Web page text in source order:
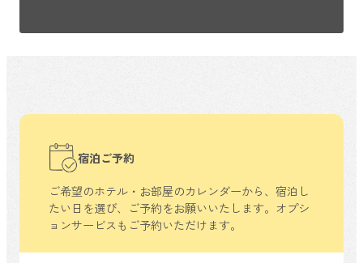
宿泊ご予約
ご希望のホテル・お部屋のカレンダーから、 宿泊し
たい日を選び、ご予約をお願いいたします。 オプシ
ョンサービスもご予約いただけます。